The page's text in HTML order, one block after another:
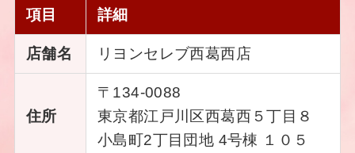
項目 詳細
店舗名 リヨンセレブ西葛西店
住所
〒134-0088
東京都江戸川区西葛西５丁目８
小島町2丁目団地 4号棟 １０５